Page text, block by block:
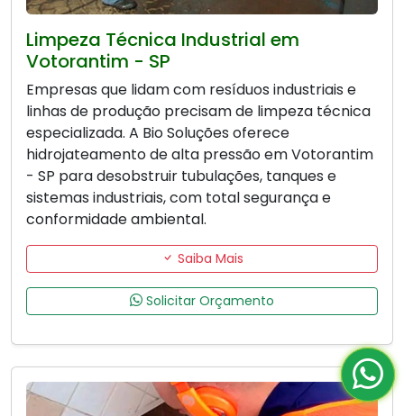
Limpeza Técnica Industrial em
Votorantim - SP
Empresas que lidam com resíduos industriais e
linhas de produção precisam de limpeza técnica
especializada. A Bio Soluções oferece
hidrojateamento de alta pressão em Votorantim
- SP para desobstruir tubulações, tanques e
sistemas industriais, com total segurança e
conformidade ambiental.
Saiba Mais
Solicitar Orçamento